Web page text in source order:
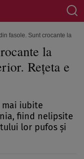
fasole. Sunt crocante la
la
Rețeta e
mai iubite
fiind nelipsite
lor pufos și